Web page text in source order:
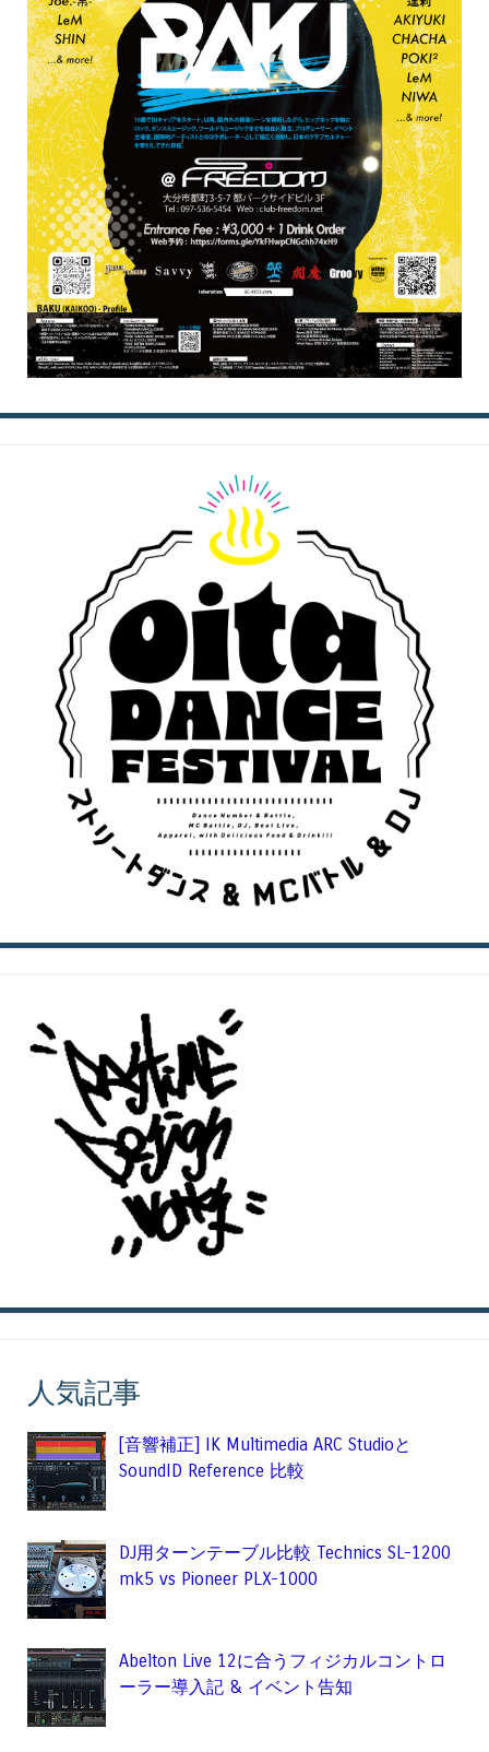
人気記事
[音響補正] IK Multimedia ARC Studioと
SoundID Reference 比較
DJ用ターンテーブル比較 Technics SL-1200
mk5 vs Pioneer PLX-1000
Abelton Live 12に合うフィジカルコントロ
ーラー導入記 & イベント告知